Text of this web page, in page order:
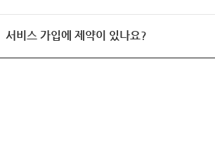
서비스 가입에 제약이 있나요?